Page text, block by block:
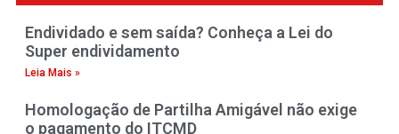
Endividado e sem saída? Conheça a Lei do
Super endividamento
Leia Mais »
Homologação de Partilha Amigável não exige
o pagamento do ITCMD